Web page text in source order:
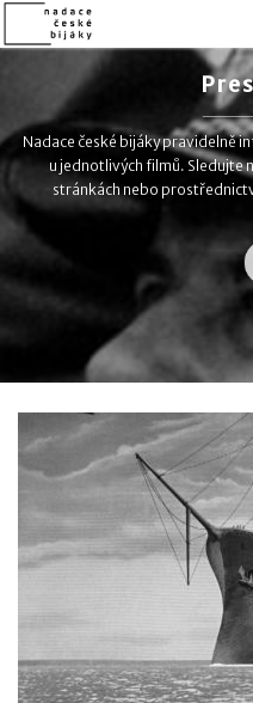
Nadace české bijáky pravidelně
u jednotlivých filmů. Sledujte
stránkách nebo